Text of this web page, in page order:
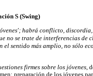
S (Swing)
habrá conflicto, discordia,
no se trate de interferencias de
sentido más amplio, no sólo
firmes sobre los jóvenes,